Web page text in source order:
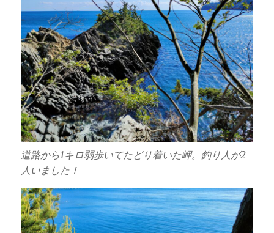
道路から1キロ弱歩いてたどり着いた岬。釣り人が2
人いました！